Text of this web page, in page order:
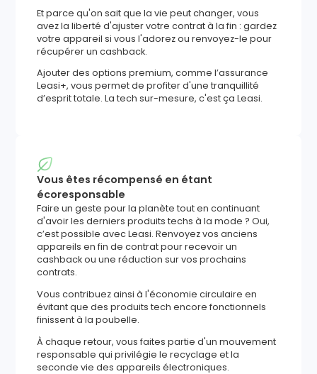
Et parce qu'on sait que la vie peut changer, vous
avez la liberté d'ajuster votre contrat à la fin : gardez
votre appareil si vous l'adorez ou renvoyez-le pour
récupérer un cashback.
Ajouter des options premium, comme l’assurance
Leasi+, vous permet de profiter d'une tranquillité
d’esprit totale. La tech sur-mesure, c'est ça Leasi.
Vous êtes récompensé en étant
écoresponsable
Faire un geste pour la planète tout en continuant
d'avoir les derniers produits techs à la mode ? Oui,
c’est possible avec Leasi. Renvoyez vos anciens
appareils en fin de contrat pour recevoir un
cashback ou une réduction sur vos prochains
contrats.
Vous contribuez ainsi à l'économie circulaire en
évitant que des produits tech encore fonctionnels
finissent à la poubelle.
À chaque retour, vous faites partie d'un mouvement
responsable qui privilégie le recyclage et la
seconde vie des appareils électroniques.